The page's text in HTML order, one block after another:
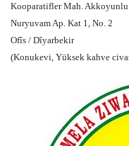
Kooparatifler Mah. Akkoyunlu
Nuryuvam Ap. Kat 1, No. 2
Ofîs / Dîyarbekir
(Konukevi, Yüksek kahve